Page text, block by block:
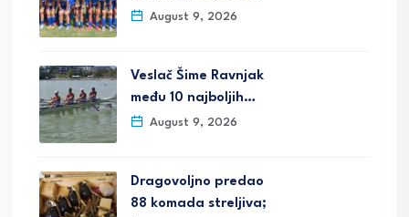
August 9, 2026
Veslač Šime Ravnjak
među 10 najboljih…
August 9, 2026
Dragovoljno predao
88 komada streljiva;